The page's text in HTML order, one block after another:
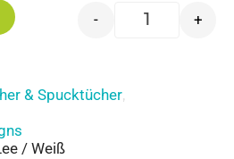
- +
& Spucktücher,
/ Weiß